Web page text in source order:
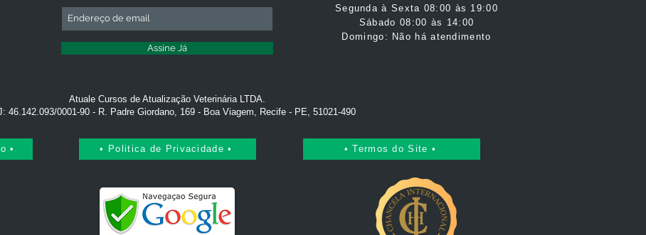
Assine Já
Segunda à Sexta 08:00 às 19:00
Sábado 08:00 às 14:00
Domingo: Não há atendimento
Atuale Cursos de Atualização Veterinária LTDA.
46.142.093/0001-90 - R. Padre Giordano, 169 - Boa Viagem, Recife - PE, 51021-490
• • Politica de Privacidade • • Termos do Site •